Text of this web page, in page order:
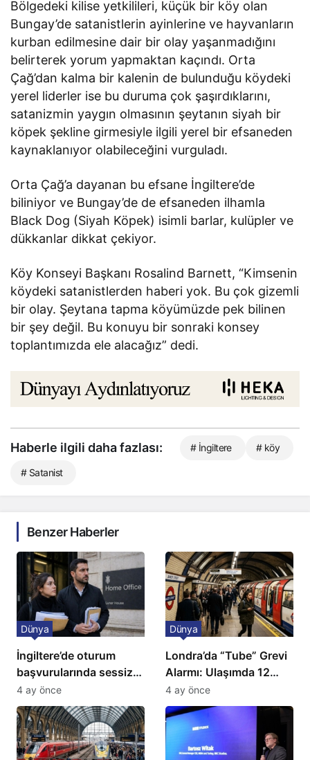
Bölgedeki kilise yetkilileri, küçük bir köy olan
Bungay’de satanistlerin ayinlerine ve hayvanların
kurban edilmesine dair bir olay yaşanmadığını
belirterek yorum yapmaktan kaçındı. Orta
Çağ’dan kalma bir kalenin de bulunduğu köydeki
yerel liderler ise bu duruma çok şaşırdıklarını,
satanizmin yaygın olmasının şeytanın siyah bir
köpek şekline girmesiyle ilgili yerel bir efsaneden
kaynaklanıyor olabileceğini vurguladı.
Orta Çağ’a dayanan bu efsane İngiltere’de
biliniyor ve Bungay’de de efsaneden ilhamla
Black Dog (Siyah Köpek) isimli barlar, kulüpler ve
dükkanlar dikkat çekiyor.
Köy Konseyi Başkanı Rosalind Barnett, “Kimsenin
köydeki satanistlerden haberi yok. Bu çok gizemli
bir olay. Şeytana tapma köyümüzde pek bilinen
bir şey değil. Bu konuyu bir sonraki konsey
toplantımızda ele alacağız” dedi.
Haberle ilgili daha fazlası: # İngiltere # köy
# Satanist
Benzer Haberler
İngiltere’de oturum
başvurularında sessiz
kriz: Büyükelçilikten
açıklama!
Dünya
4 ay önce
Londra’da “Tube” Grevi
Alarmı: Ulaşımda 12
Günlük Kaos Kapıda
Dünya
4 ay önce